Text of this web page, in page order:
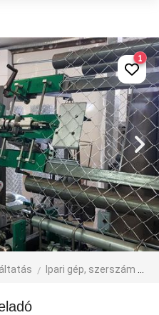
Ipari gép, szerszám
1